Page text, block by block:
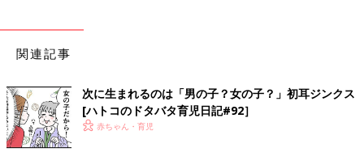
関連記事
次に生まれるのは「男の子？女の子？」初耳ジンクス
[ハトコのドタバタ育児日記#92］
赤ちゃん・育児